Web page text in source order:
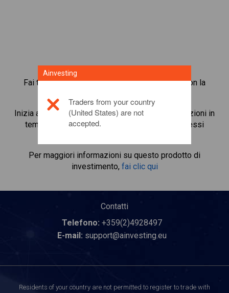
Fai trading in oltre 1.000 azioni internazionali con la
Inizia a fare trading in CFD suSony. Ottieni quotazioni in
tempo reale e ricevi dividendi, come se detenessi
Per maggiori informazioni su questo prodotto di
investimento, fai clic qui
Contatti
Telefono: +359(2)4928497
E-mail: support@ainvesting.eu
Residents of your country are not permitted to register to trade with
Ainvesting
Traders from your country
(United States) are not
accepted.